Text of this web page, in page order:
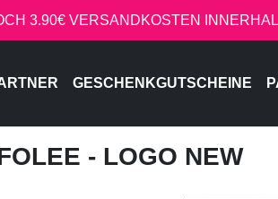
3.90€ VERSANDKOSTEN
GESCHENKGUTSCHEINE
- LOGO NEW